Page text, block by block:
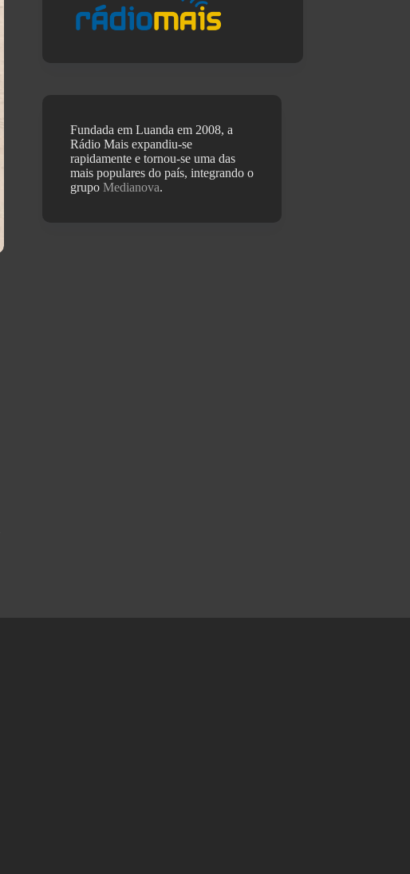
Fundada em Luanda em 2008, a
Rádio Mais expandiu-se
rapidamente e tornou-se uma das
mais populares do país, integrando o
grupoMedianova.